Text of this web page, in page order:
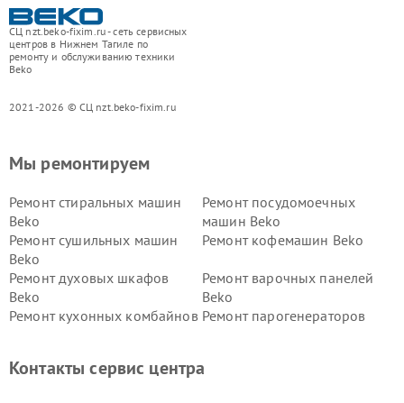
СЦ nzt.beko-fixim.ru - сеть сервисных
центров в Нижнем Тагиле по
ремонту и обслуживанию техники
Beko
2021-2026 © СЦ nzt.beko-fixim.ru
Мы ремонтируем
Ремонт стиральных машин
Beko
Ремонт посудомоечных
машин Beko
Ремонт сушильных машин
Beko
Ремонт кофемашин Beko
Ремонт духовых шкафов
Beko
Ремонт варочных панелей
Beko
Ремонт кухонных комбайнов Ремонт парогенераторов
Ремонт холодильников Beko Ремонт морозильных камер
Контакты сервис центра